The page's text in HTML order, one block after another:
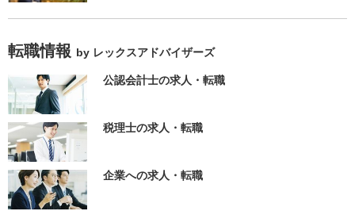
転職情報 by レックスアドバイザーズ
公認会計士の求人・転職
税理士の求人・転職
企業への求人・転職